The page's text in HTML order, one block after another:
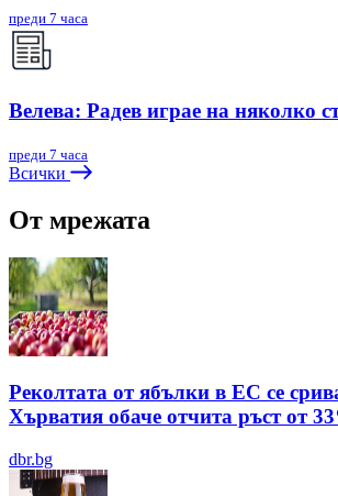
преди 7 часа
Велева: Радев играе на няколко
преди 7 часа
Всички
От мрежата
Реколтата от ябълки в ЕС се
Хърватия обаче отчита ръст от
dbr.bg